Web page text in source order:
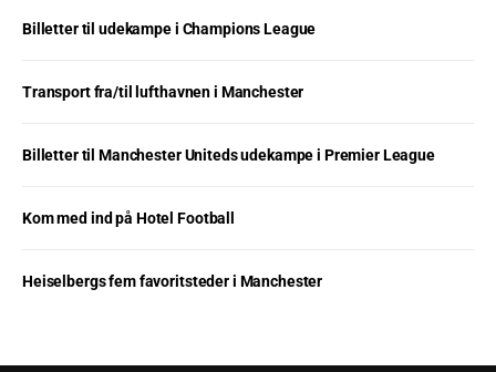
Billetter til udekampe i Champions League
Transport fra/til lufthavnen i Manchester
Billetter til Manchester Uniteds udekampe i Premier League
Kom med ind på Hotel Football
Heiselbergs fem favoritsteder i Manchester